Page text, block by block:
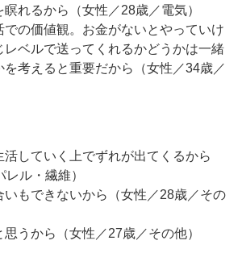
瞑れるから（女性／28歳／電気）
での価値観。お金がないとやっていけ
レベルで送ってくれるかどうかは一緒
を考えると重要だから（女性／34歳／
活していく上でずれが出てくるから
レル・繊維）
いもできないから（女性／28歳／その
思うから（女性／27歳／その他）